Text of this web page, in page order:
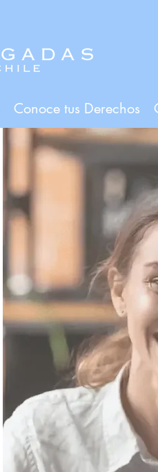
Conoce tus Derechos